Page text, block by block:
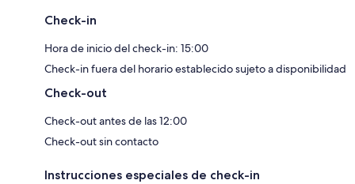
Check-in
Hora de inicio del check-in: 15:00
Check-in fuera del horario establecido sujeto a disponibilidad
Check-out
Check-out antes de las 12:00
Check-out sin contacto
Instrucciones especiales de check-in